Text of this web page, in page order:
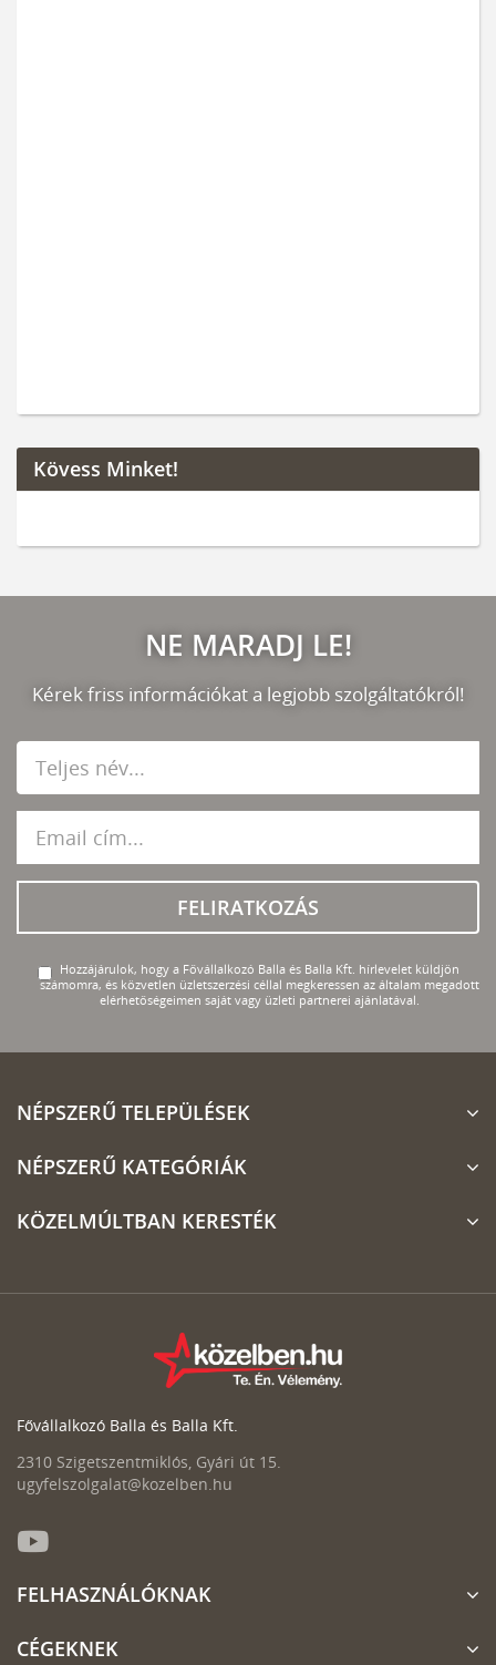
Kövess Minket!
NE MARADJ LE!
Kérek friss információkat a legjobb szolgáltatókról!
FELIRATKOZÁS
Hozzájárulok, hogy a Fővállalkozó Balla és Balla Kft. hírlevelet küldjön
számomra, és közvetlen üzletszerzési céllal megkeressen az általam megadott
elérhetőségeimen saját vagy üzleti partnerei ajánlatával.
NÉPSZERŰ TELEPÜLÉSEK
NÉPSZERŰ KATEGÓRIÁK
KÖZELMÚLTBAN KERESTÉK
Fővállalkozó Balla és Balla Kft.
2310 Szigetszentmiklós, Gyári út 15.
ugyfelszolgalat@kozelben.hu
FELHASZNÁLÓKNAK
CÉGEKNEK